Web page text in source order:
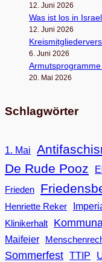
12. Juni 2026
Was ist los in
12. Juni 2026
6. Juni 2026
20. Mai 2026
Schlagwörter
1. Mai
De Rude Pooz
Frieden
Henriette Reker
Klinikerhalt
Maifeier
Sommerfest TTIP